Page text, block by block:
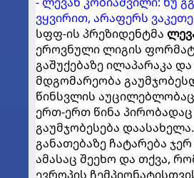
ვყვირით, არაფერს
სფფ-ის პრეზიდენტმა
ეროვნული ლიგის
გაშუქებაზე ილაპარაკა
მდგომარეობა
წინსვლის
ერთ-ერთ წინა
გაუმჯობესება
განათებაზე ჩატარება
ამასაც შეეხო და თქვა,
ევროპის